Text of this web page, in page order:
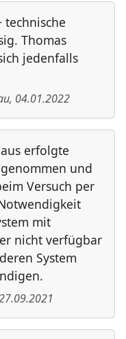
technische
Thomas
jedenfalls
, 04.01.2022
erfolgte
und
Versuch per
mit
nicht verfügbar
System